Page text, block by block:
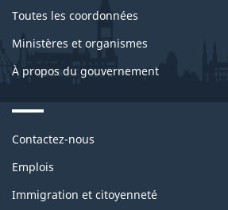
Toutes les coordonnées
Ministères et organismes
À propos du gouvernement
Themes
topics
Contactez-nous
Emplois
Immigration et citoyenneté